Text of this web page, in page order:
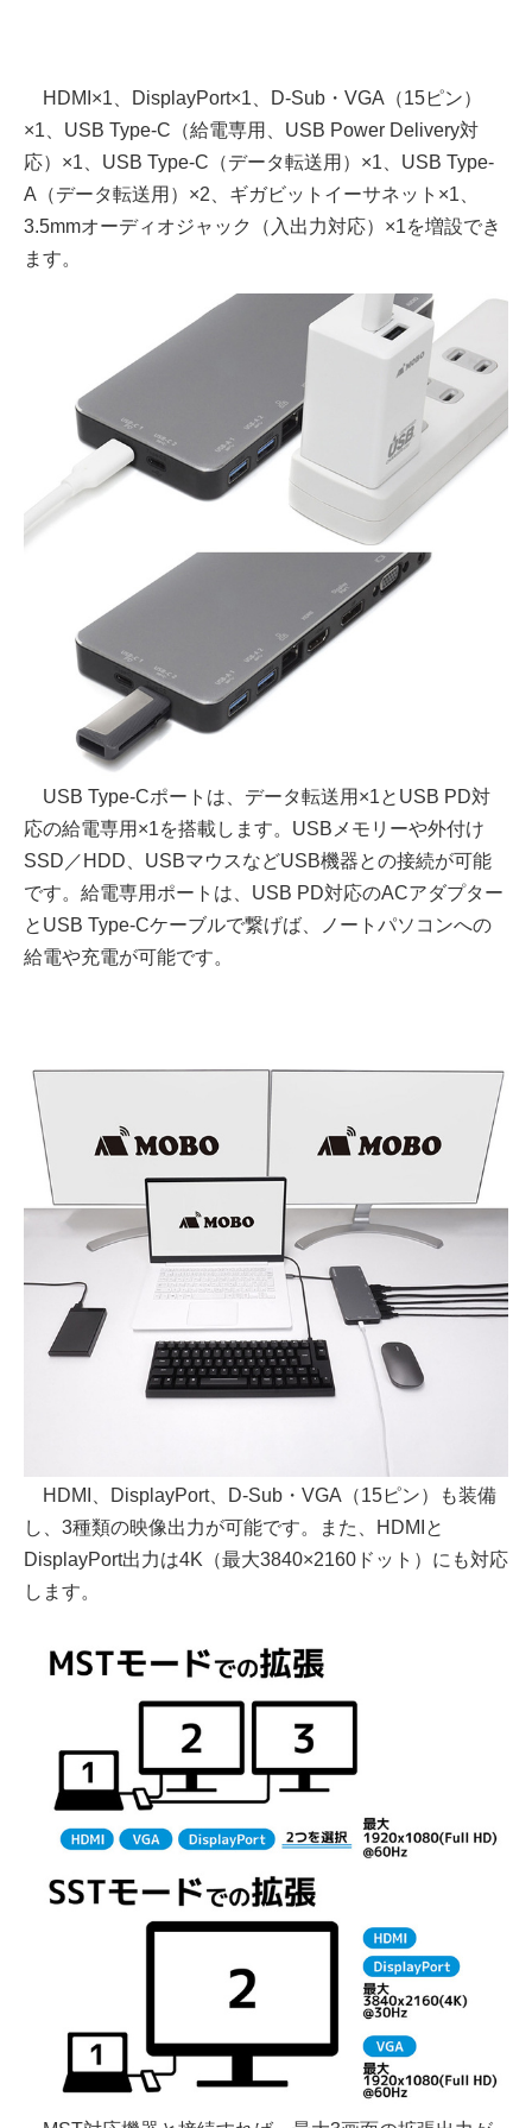
HDMI×1、DisplayPort×1、D-Sub・VGA（15ピン）
×1、USB Type-C（給電専用、USB Power Delivery対
応）×1、USB Type-C（データ転送用）×1、USB Type-
A（データ転送用）×2、ギガビットイーサネット×1、
3.5mmオーディオジャック（入出力対応）×1を増設でき
ます。
USB Type-Cポートは、データ転送用×1とUSB PD対
応の給電専用×1を搭載します。USBメモリーや外付け
SSD／HDD、USBマウスなどUSB機器との接続が可能
です。給電専用ポートは、USB PD対応のACアダプター
とUSB Type-Cケーブルで繋げば、ノートパソコンへの
給電や充電が可能です。
HDMI、DisplayPort、D-Sub・VGA（15ピン）も装備
し、3種類の映像出力が可能です。また、HDMIと
DisplayPort出力は4K（最大3840×2160ドット）にも対応
します。